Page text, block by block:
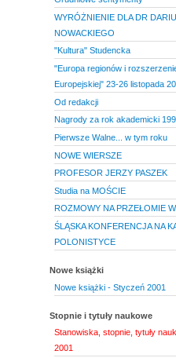
WYRÓŻNIENIE DLA DR
NOWACKIEGO
"Kultura" Studencka
"Europa regionów i
Europejskiej" 23-26 listopada
Od redakcji
Nagrody za rok akademicki
Pierwsze Walne... w tym roku
NOWE WIERSZE
PROFESOR JERZY PASZEK
Studia na MOŚCIE
ROZMOWY NA PRZEŁOMIE
ŚLĄSKA KONFERENCJA NA
POLONISTYCE
Nowe książki
Nowe książki - Styczeń 2001
Stopnie i tytuły naukowe
Stanowiska, stopnie, tytuły
2001